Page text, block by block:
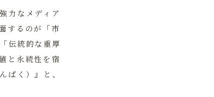
力なメディア
するのが「市
伝統的な重厚
と永続性を宿
ぱく）』と、